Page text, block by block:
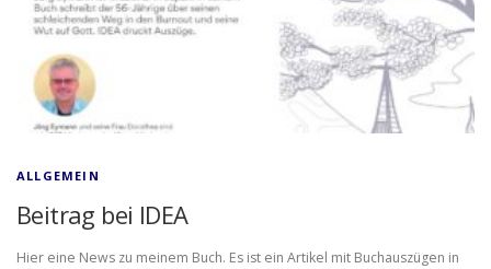
ALLGEMEIN
Beitrag bei IDEA
Hier eine News zu meinem Buch. Es ist ein Artikel mit Buchauszügen in